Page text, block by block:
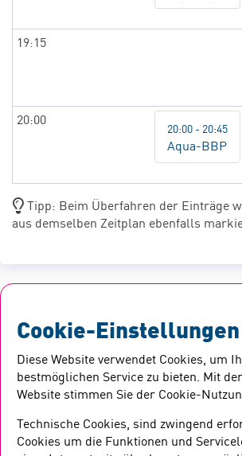
19:15
20:00
20:00 - 20:45
Aqua-BBP
Tipp: Beim Überfahren der Einträge
aus demselben Zeitplan ebenfalls
© 2026 Stadtwerke
Cookie-Einstellungen
Diese Website verwendet Cookies, um
bestmöglichen Service zu bieten. Mit
Website stimmen Sie der Cookie-
Technische Cookies, sind zwingend
Cookies um die Funktionen und